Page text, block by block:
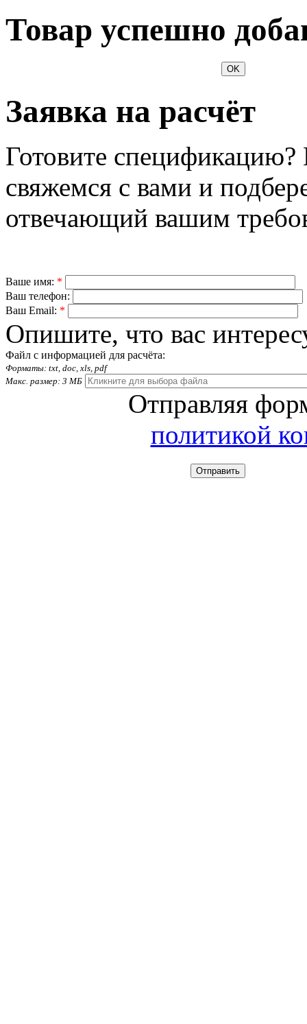
Товар успешно
OK
Заявка на расчёт
Готовите
свяжемся с вами и
отвечающий вашим
Ваше имя: *
Ваш телефон:
Ваш Email: *
Опишите, что вас
Файл с информацией для расчёта:
Форматы: txt, doc, xls, pdf
Макс. размер: 3 МБ
Отправляя
политикой
Отправить